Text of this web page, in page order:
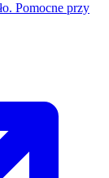
Pomocne przy